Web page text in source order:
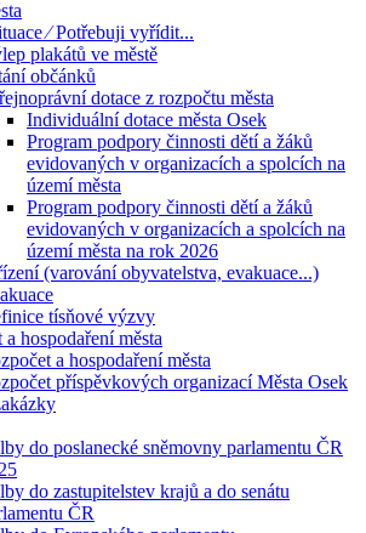
⁄ Potřebuji vyřídit...
plakátů ve městě
občánků
dotace z rozpočtu města
Individuální dotace města Osek
Program podpory činnosti dětí a žáků
evidovaných v organizacích a spolcích na
území města
Program podpory činnosti dětí a žáků
evidovaných v organizacích a spolcích na
území města na rok 2026
(varování obyvatelstva, evakuace...)
tísňové výzvy
a hospodaření města
a hospodaření města
příspěvkových organizací Města Osek
do poslanecké sněmovny parlamentu ČR
do zastupitelstev krajů a do senátu
ČR